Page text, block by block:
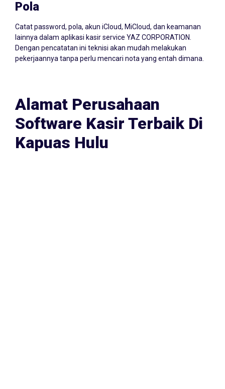
Pola
Catat password, pola, akun iCloud, MiCloud, dan keamanan
lainnya dalam aplikasi kasir service YAZ CORPORATION.
Dengan pencatatan ini teknisi akan mudah melakukan
pekerjaannya tanpa perlu mencari nota yang entah dimana.
Alamat Perusahaan
Software Kasir Terbaik Di
Kapuas Hulu